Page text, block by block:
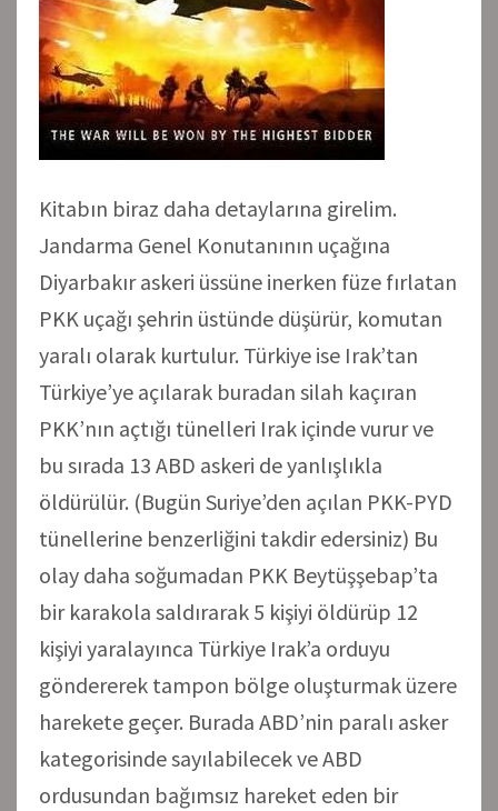
Kitabın biraz daha detaylarına girelim.
Jandarma Genel Konutanının uçağına
Diyarbakır askeri üssüne inerken füze fırlatan
PKK uçağı şehrin üstünde düşürür, komutan
yaralı olarak kurtulur. Türkiye ise Irak’tan
Türkiye’ye açılarak buradan silah kaçıran
PKK’nın açtığı tünelleri Irak içinde vurur ve
bu sırada 13 ABD askeri de yanlışlıkla
öldürülür. (Bugün Suriye’den açılan PKK-PYD
tünellerine benzerliğini takdir edersiniz) Bu
olay daha soğumadan PKK Beytüşşebap’ta
bir karakola saldırarak 5 kişiyi öldürüp 12
kişiyi yaralayınca Türkiye Irak’a orduyu
göndererek tampon bölge oluşturmak üzere
harekete geçer. Burada ABD’nin paralı asker
kategorisinde sayılabilecek ve ABD
ordusundan bağımsız hareket eden bir